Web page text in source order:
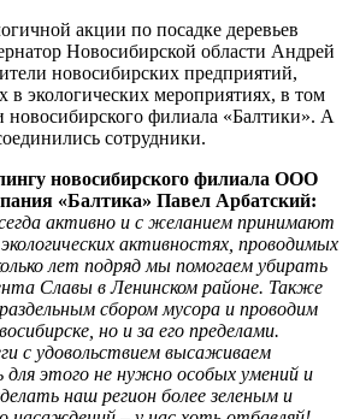
акции по посадке деревьев
Новосибирской области Андрей
новосибирских предприятий,
в экологических мероприятиях, в том
новосибирского филиала «Балтики». А
сотрудники.
новосибирского филиала ООО
«Балтика» Павел Арбатский:
активно и с желанием принимают
активностях, проводимых
лет подряд мы помогаем убирать
Славы в Ленинском районе. Также
сбором мусора и проводим
но и за его пределами.
с удовольствием высаживаем
этого не нужно особых умений и
наш регион более зеленым и